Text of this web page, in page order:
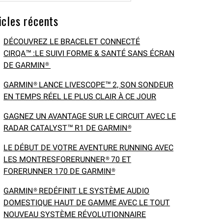
récents
DÉCOUVREZ LE BRACELET CONNECTÉ
CIRQA™ :LE SUIVI FORME & SANTÉ SANS ÉCRAN
DE GARMIN®
GARMIN® LANCE LIVESCOPE™ 2, SON SONDEUR
EN TEMPS RÉEL LE PLUS CLAIR À CE JOUR
GAGNEZ UN AVANTAGE SUR LE CIRCUIT AVEC LE
RADAR CATALYST™ R1 DE GARMIN®
LE DÉBUT DE VOTRE AVENTURE RUNNING AVEC
LES MONTRESFORERUNNER® 70 ET
FORERUNNER 170 DE GARMIN®
GARMIN® REDÉFINIT LE SYSTÈME AUDIO
DOMESTIQUE HAUT DE GAMME AVEC LE TOUT
NOUVEAU SYSTÈME RÉVOLUTIONNAIRE